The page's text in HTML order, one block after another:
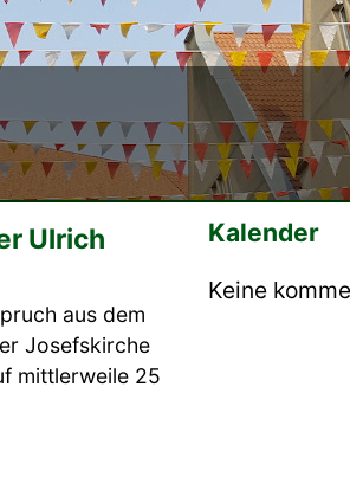
Ulrich
aus dem
Josefskirche
mittlerweile 25
Kalender
Keine